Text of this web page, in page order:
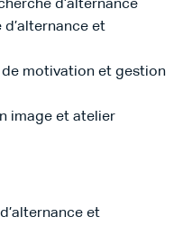
d’alternance
d’alternance et
de motivation et gestion
image et atelier
et